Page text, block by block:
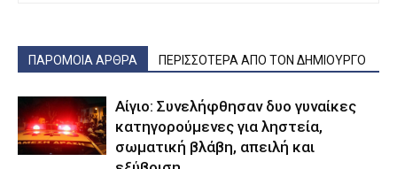
ΠΑΡΟΜΟΙΑ ΑΡΘΡΑ ΠΕΡΙΣΣΟΤΕΡΑ ΑΠΟ ΤΟΝ ΔΗΜΙΟΥΡΓΟ
Αίγιο: Συνελήφθησαν δυο γυναίκες
κατηγορούμενες για ληστεία,
σωματική βλάβη, απειλή και